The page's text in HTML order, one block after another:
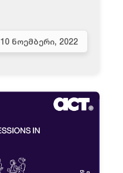
10 ᲜᲝᲔᲛᲑᲔᲠᲘ, 2022